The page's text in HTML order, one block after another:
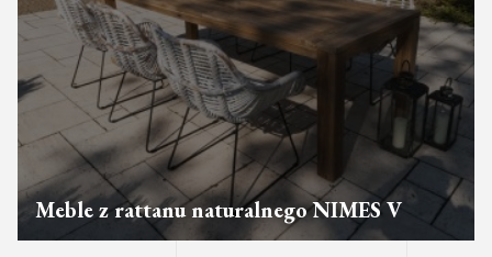
Meble z rattanu naturalnego NIMES V